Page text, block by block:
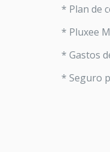
* Plan de
* Pluxee
* Gastos
* Seguro